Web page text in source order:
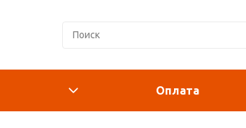
Оплата